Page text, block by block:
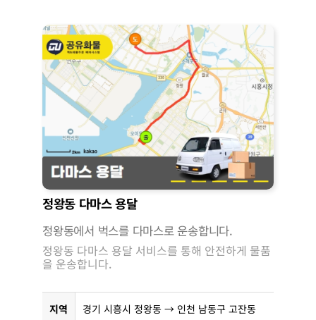
정왕동 다마스 용달
정왕동에서 벅스를 다마스로 운송합니다.
정왕동 다마스 용달 서비스를 통해 안전하게 물품
을 운송합니다.
지역 경기 시흥시 정왕동 → 인천 남동구 고잔동